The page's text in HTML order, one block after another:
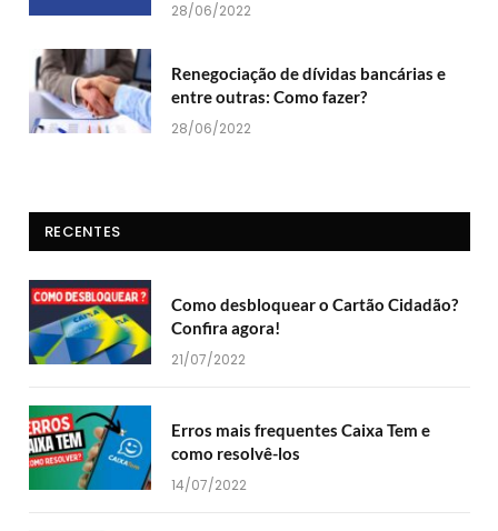
28/06/2022
Renegociação de dívidas bancárias e
entre outras: Como fazer?
28/06/2022
RECENTES
Como desbloquear o Cartão Cidadão?
Confira agora!
21/07/2022
Erros mais frequentes Caixa Tem e
como resolvê-los
14/07/2022